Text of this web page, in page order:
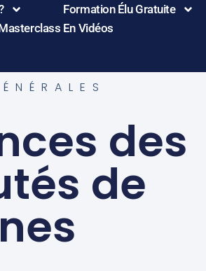
Formation Élu Gratuite
En Vidéos
des
de